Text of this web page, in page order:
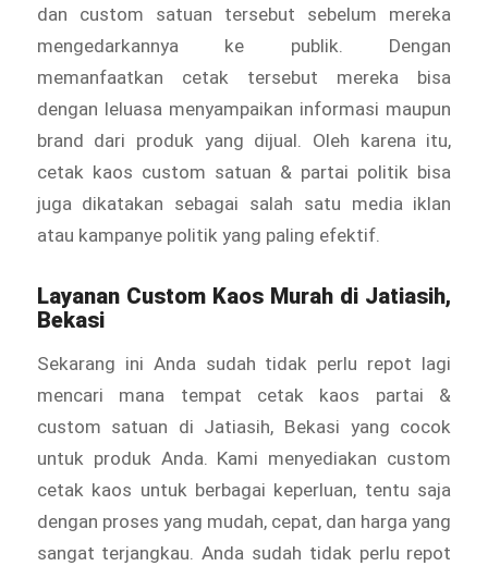
dan custom satuan tersebut sebelum mereka
mengedarkannya ke publik. Dengan
memanfaatkan cetak tersebut mereka bisa
dengan leluasa menyampaikan informasi maupun
brand dari produk yang dijual. Oleh karena itu,
cetak kaos custom satuan & partai politik bisa
juga dikatakan sebagai salah satu media iklan
atau kampanye politik yang paling efektif.
Layanan Custom Kaos Murah di Jatiasih,
Bekasi
Sekarang ini Anda sudah tidak perlu repot lagi
mencari mana tempat cetak kaos partai &
custom satuan di Jatiasih, Bekasi yang cocok
untuk produk Anda. Kami menyediakan custom
cetak kaos untuk berbagai keperluan, tentu saja
dengan proses yang mudah, cepat, dan harga yang
sangat terjangkau. Anda sudah tidak perlu repot